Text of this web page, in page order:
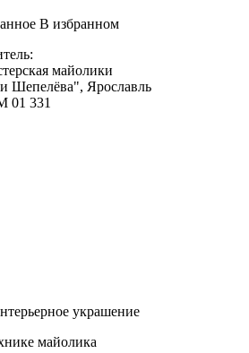
В избранном
майолики
Шепелёва", Ярославль
01 331
украшение
майолика